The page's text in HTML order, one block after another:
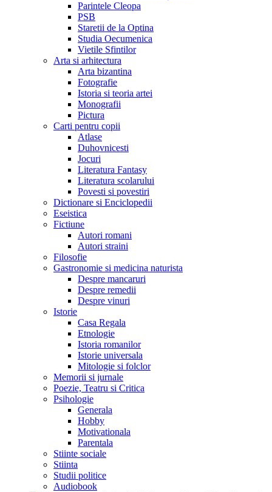
Parintele Cleopa
PSB
Staretii de la Optina
Studia Oecumenica
Vietile Sfintilor
Arta si arhitectura
Arta bizantina
Fotografie
Istoria si teoria artei
Monografii
Pictura
Carti pentru copii
Atlase
Duhovnicesti
Jocuri
Literatura Fantasy
Literatura scolarului
Povesti si povestiri
Dictionare si Enciclopedii
Eseistica
Fictiune
Autori romani
Autori straini
Filosofie
Gastronomie si medicina naturista
Despre mancaruri
Despre remedii
Despre vinuri
Istorie
Casa Regala
Etnologie
Istoria romanilor
Istorie universala
Mitologie si folclor
Memorii si jurnale
Poezie, Teatru si Critica
Psihologie
Generala
Hobby
Motivationala
Parentala
Stiinte sociale
Stiinta
Studii politice
Audiobook